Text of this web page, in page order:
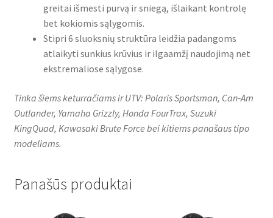
greitai išmesti purvą ir sniegą, išlaikant kontrolę
bet kokiomis sąlygomis.
Stipri 6 sluoksnių struktūra leidžia padangoms
atlaikyti sunkius krūvius ir ilgaamžį naudojimą net
ekstremaliose sąlygose.
Tinka šiems keturračiams ir UTV: Polaris Sportsman, Can‑Am
Outlander, Yamaha Grizzly, Honda FourTrax, Suzuki
KingQuad, Kawasaki Brute Force bei kitiems panašaus tipo
modeliams.
Panašūs produktai